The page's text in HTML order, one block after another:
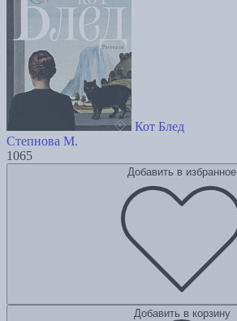
Кот Блед
Степнова М.
1065
Добавить в избранное
Добавить в корзину